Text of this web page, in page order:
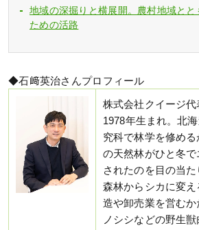
地域の深掘りと横展開。農村地域とと
ための活路
◆石﨑英治さんプロフィール
株式会社クイージ代
1978年生まれ。北
究科で林学を修め
の天然林がひと冬で
されたのを目の当
森林からシカに変
造や卸売業を営む
ノシシなどの野生